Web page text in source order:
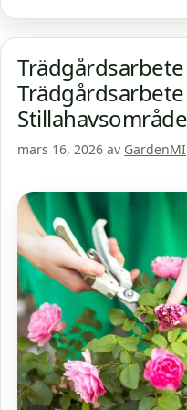
mars 16, 2026 av GardenMI